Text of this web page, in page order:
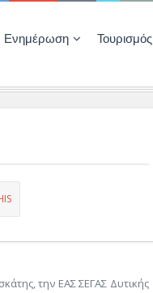
Ενημέρωση Τουρισμός
την ΕΑΣ ΣΕΓΑΣ Δυτικής